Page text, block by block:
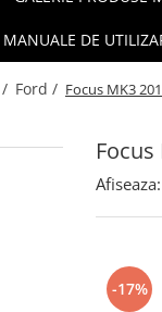
MANUALE DE
Ford / Focus MK3
Focus
Afiseaza:
-17%